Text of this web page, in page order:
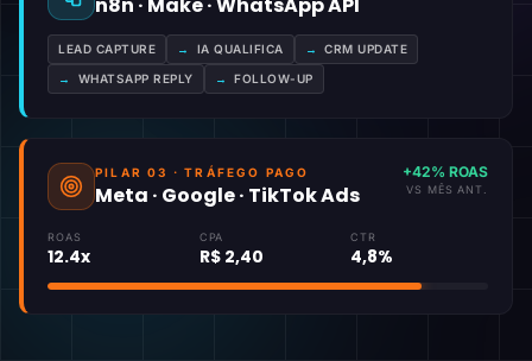
LEAD CAPTURE → IA QUALIFICA → CRM UPDATE
→ WHATSAPP REPLY → FOLLOW-UP
PILAR 03 · TRÁFEGO PAGO
Meta · Google · TikTok Ads
+42% ROAS
VS MÊS ANT.
ROAS
12.4x
CPA
R$ 2,40
CTR
4,8%